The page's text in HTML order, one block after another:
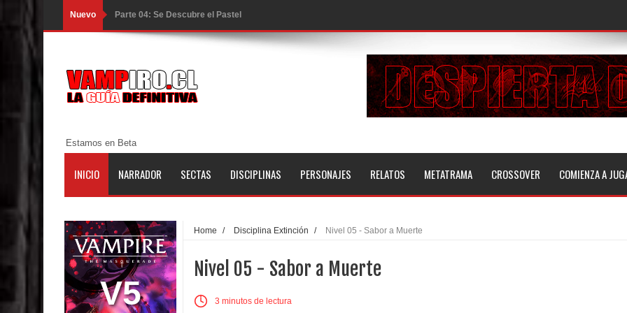
Nuevo Parte 03: Una Piraña en el Bidé
Parte 02: Los Muertos Gobiernan a los Vivos
Parte 01: Escondido a Plena Luz
Parte 02: El Enemigo de mi Enemigo
Parte 03: La Traición
Parte 02: Vuelve el Hijo Prodigo
Parte 01: El Comienzo
Parte 01: El Enemigo Interior
Estamos en Beta
INICIO NARRADOR SECTAS DISCIPLINAS PERSONAJES RELATOS METATRAMA CROSSOVER COMIENZA A
V5
Home / Disciplina Extinción / Nivel 05 - Sabor a Muerte
Nivel 05 - Sabor a Muerte
3 minutos de lectura